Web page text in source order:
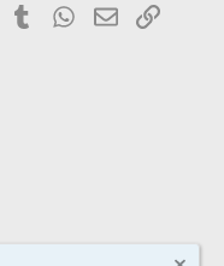
PinterestTumblr WhatsApp
EmailEnlace